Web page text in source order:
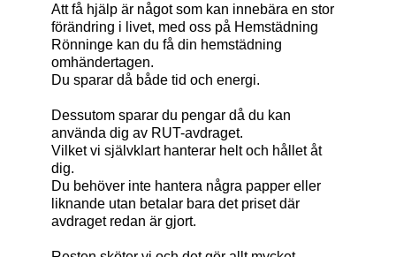
Att få hjälp är något som kan innebära en stor
förändring i livet, med oss på Hemstädning
Rönninge kan du få din hemstädning
omhändertagen.
Du sparar då både tid och energi.
Dessutom sparar du pengar då du kan
använda dig av RUT-avdraget.
Vilket vi självklart hanterar helt och hållet åt
dig.
Du behöver inte hantera några papper eller
liknande utan betalar bara det priset där
avdraget redan är gjort.